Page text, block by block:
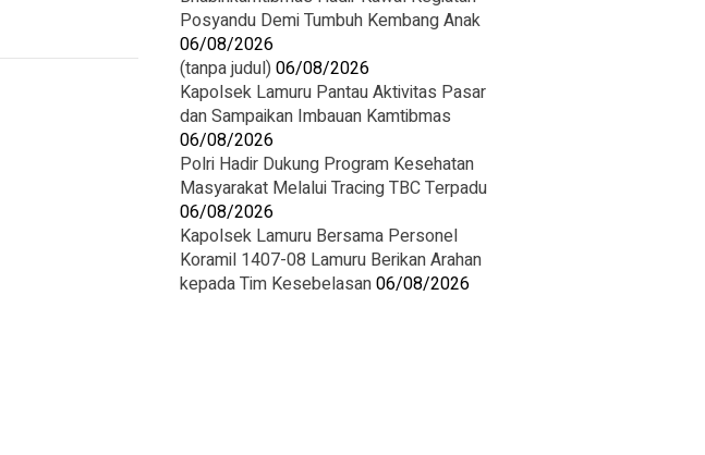
Posyandu Demi Tumbuh Kembang Anak
06/08/2026
(tanpa judul) 06/08/2026
Kapolsek Lamuru Pantau Aktivitas Pasar
dan Sampaikan Imbauan Kamtibmas
06/08/2026
Polri Hadir Dukung Program Kesehatan
Masyarakat Melalui Tracing TBC Terpadu
06/08/2026
Kapolsek Lamuru Bersama Personel
Koramil 1407-08 Lamuru Berikan Arahan
kepada Tim Kesebelasan06/08/2026